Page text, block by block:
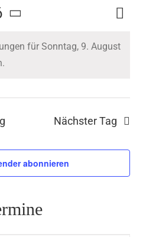
Suche
Suche
Tag
für Sonntag, 9. August
Nächster Tag
abonnieren